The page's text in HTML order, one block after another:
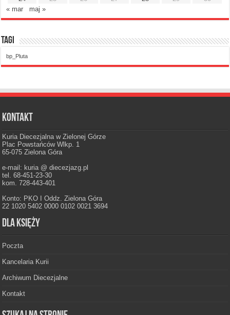
« mar
maj »
Tagi
bp_Pluta
Kontakt
Kuria Diecezjalna w Zielonej Górze
Plac Powstańców Wlkp. 1
65-075 Zielona Góra
e-mail: kuria @ diecezjazg.pl
tel. 68-451-23-30
kom. 728-443-401
Konto: PKO I Oddz. Zielona Góra
22 1020 5402 0000 0102 0021 3694
Dla księży
Poczta
Kancelaria Kurii
Archiwum Diecezjalne
Kontakt